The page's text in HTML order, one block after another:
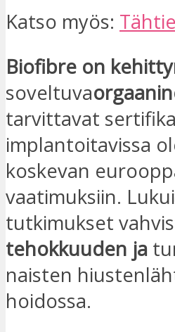
Katso myös:
Biofibre on
soveltuva
tarvittavat
implantoitavissa
koskevan
vaatimuksiin.
tutkimukset
tehokkuuden ja
naisten
hoidossa.